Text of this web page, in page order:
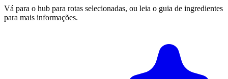
Vá para o hub para rotas selecionadas, ou leia o guia de ingredientes
para mais informações.